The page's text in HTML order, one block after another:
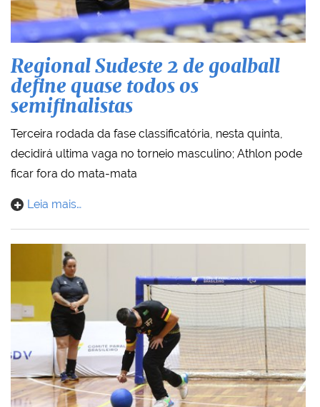
Regional Sudeste 2 de goalball
define quase todos os
semifinalistas
Terceira rodada da fase classificatória, nesta quinta,
decidirá ultima vaga no torneio masculino; Athlon pode
ficar fora do mata-mata
Leia mais…